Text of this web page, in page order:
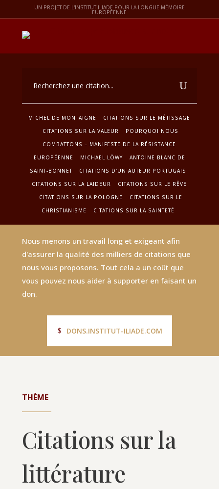
UN PROJET DE L'INSTITUT ILIADE POUR LA LONGUE MÉMOIRE
EUROPÉENNE
MICHEL DE MONTAIGNE
CITATIONS SUR LE MÉTISSAGE
CITATIONS SUR LA VALEUR
POURQUOI NOUS
COMBATTONS – MANIFESTE DE LA RÉSISTANCE
EUROPÉENNE
MICHAEL LÖWY
ANTOINE BLANC DE
SAINT-BONNET
CITATIONS D'UN AUTEUR PORTUGAIS
CITATIONS SUR LA LAIDEUR
CITATIONS SUR LE RÊVE
CITATIONS SUR LA POLOGNE
CITATIONS SUR LE
CHRISTIANISME
CITATIONS SUR LA SAINTETÉ
Nous menons un travail long et exigeant afin
d'assurer la qualité des milliers de citations que
nous vous proposons. Tout cela a un coût que
vous pouvez nous aider à supporter en faisant un
don.
DONS.INSTITUT-ILIADE.COM
THÈME
Citations sur la
littérature